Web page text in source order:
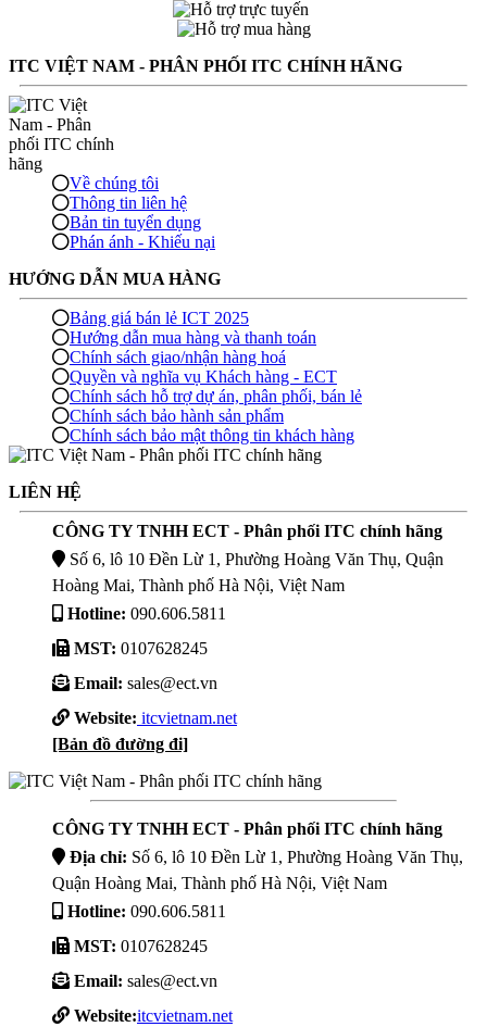
ITC VIỆT NAM - PHÂN PHỐI ITC CHÍNH HÃNG
Về chúng tôi
Thông tin liên hệ
Bản tin tuyển dụng
Phán ánh - Khiếu nại
HƯỚNG DẪN MUA HÀNG
Bảng giá bán lẻ ICT 2025
Hướng dẫn mua hàng và thanh toán
Chính sách giao/nhận hàng hoá
Quyền và nghĩa vụ Khách hàng - ECT
Chính sách hỗ trợ dự án, phân phối, bán lẻ
Chính sách bảo hành sản phẩm
Chính sách bảo mật thông tin khách hàng
LIÊN HỆ
CÔNG TY TNHH ECT - Phân phối ITC chính hãng
Số 6, lô 10 Đền Lừ 1, Phường Hoàng Văn Thụ, Quận
Hoàng Mai, Thành phố Hà Nội, Việt Nam
Hotline: 090.606.5811
MST: 0107628245
Email: sales@ect.vn
Website: itcvietnam.net
[Bản đồ đường đi]
CÔNG TY TNHH ECT - Phân phối ITC chính hãng
Địa chỉ: Số 6, lô 10 Đền Lừ 1, Phường Hoàng Văn Thụ,
Quận Hoàng Mai, Thành phố Hà Nội, Việt Nam
Hotline: 090.606.5811
MST: 0107628245
Email: sales@ect.vn
Website:itcvietnam.net